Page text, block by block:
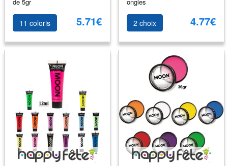
11 coloris 5.71€ 2 choix 4.77€